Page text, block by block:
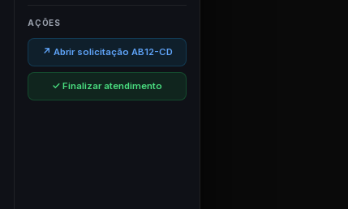
AÇÕES
↗ Abrir solicitação AB12-CD
✓ Finalizar atendimento